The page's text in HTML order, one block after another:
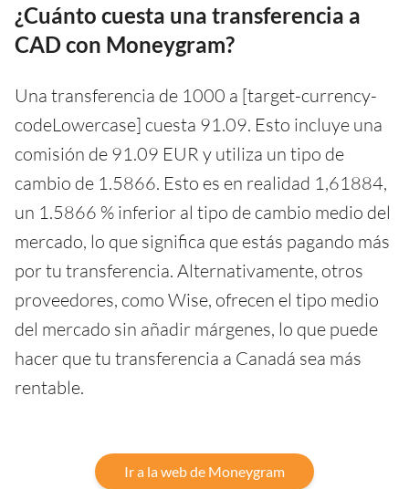
¿Cuánto cuesta una transferencia a
CAD con Moneygram?
Una transferencia de 1000 a [target-currency-
codeLowercase] cuesta 91.09. Esto incluye una
comisión de 91.09 EUR y utiliza un tipo de
cambio de 1.5866. Esto es en realidad 1,61884,
un 1.5866 % inferior al tipo de cambio medio del
mercado, lo que significa que estás pagando más
por tu transferencia. Alternativamente, otros
proveedores, como Wise, ofrecen el tipo medio
del mercado sin añadir márgenes, lo que puede
hacer que tu transferencia a Canadá sea más
rentable.
Ir a la web de Moneygram